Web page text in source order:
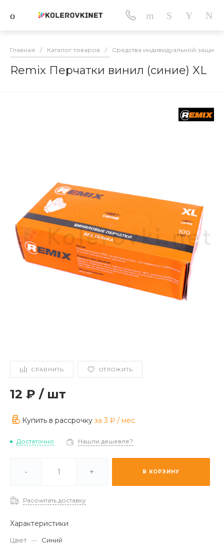
Главная / Каталог товаров / Средства индивидуальной защиты
Remix Перчатки винил (синие) XL
СРАВНИТЬ ОТЛОЖИТЬ
12 ₽ / шт
Купить в рассрочку за3 ₽ / мес.
Достаточно Нашли дешевле?
- + В КОРЗИНУ
Рассчитать доставку
Характеристики
Цвет — Синий